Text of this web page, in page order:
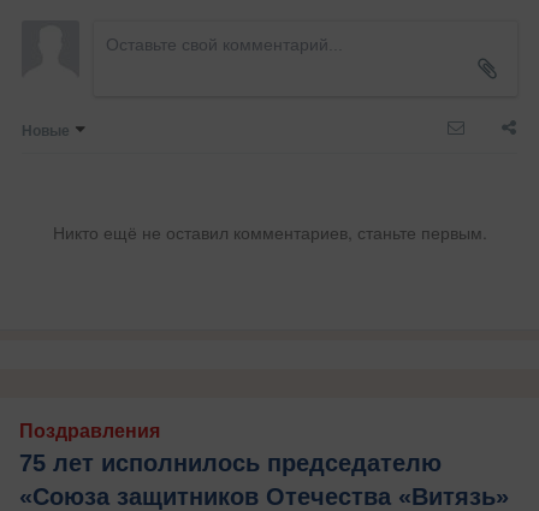
Новые
Никто ещё не оставил комментариев, станьте первым.
Поздравления
75 лет исполнилось председателю
«Союза защитников Отечества «Витязь»